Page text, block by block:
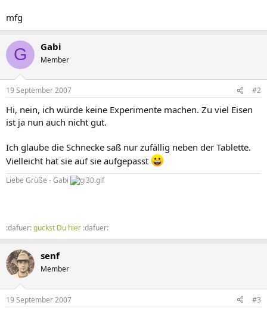
mfg
G Gabi
Member
19 September 2007 #2
Hi, nein, ich würde keine Experimente machen. Zu viel Eisen
ist ja nun auch nicht gut.
Ich glaube die Schnecke saß nur zufällig neben der Tablette.
Vielleicht hat sie auf sie aufgepasst
Liebe Grüße - Gabi
:dafuer:guckst Du hier :dafuer:
senf
Member
19 September 2007 #3